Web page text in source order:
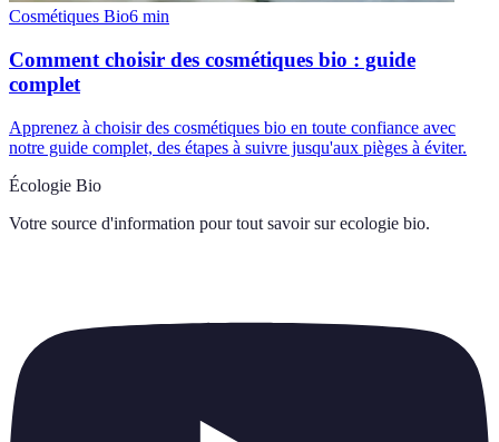
Cosmétiques Bio6 min
Comment choisir des cosmétiques bio : guide
complet
Apprenez à choisir des cosmétiques bio en toute confiance avec
notre guide complet, des étapes à suivre jusqu'aux pièges à éviter.
Écologie Bio
Votre source d'information pour tout savoir sur ecologie bio.